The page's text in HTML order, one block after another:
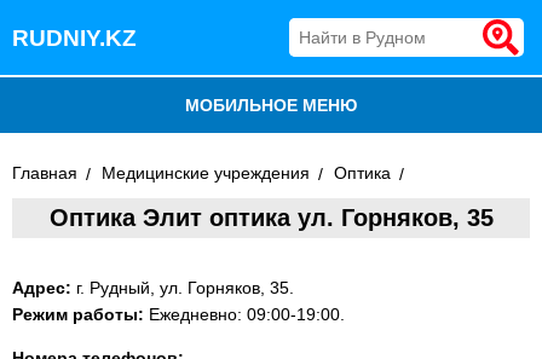
RUDNIY.KZ
МОБИЛЬНОЕ МЕНЮ
ВСЕ ОРГАНИЗАЦИИ
Главная Медицинские учреждения Оптика
Оптика Элит оптика ул. Горняков, 35
Адрес: г. Рудный, ул. Горняков, 35.
Режим работы: Ежедневно: 09:00-19:00.